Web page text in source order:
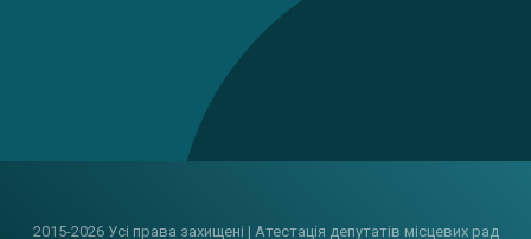
2015-2026 Усі права захищені | Атестація депутатів місцевих рад